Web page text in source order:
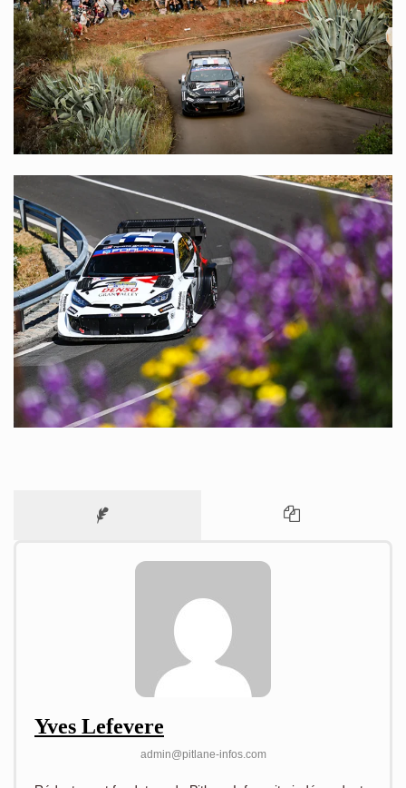
Yves Lefevere
admin@pitlane-infos.com